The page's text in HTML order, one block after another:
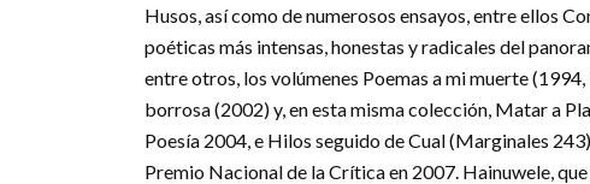
Husos, así como de numerosos ensayos, entre ellos
poéticas más intensas, honestas y radicales del
entre otros, los volúmenes Poemas a mi muerte
borrosa (2002) y, en esta misma colección, Matar a
Poesía 2004, e Hilos seguido de Cual (Marginales
Premio Nacional de la Crítica en 2007. Hainuwele,